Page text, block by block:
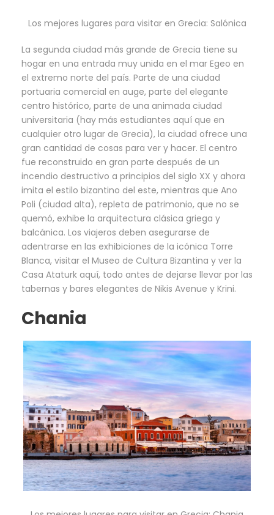
Los mejores lugares para visitar en Grecia: Salónica
La segunda ciudad más grande de Grecia tiene su
hogar en una entrada muy unida en el mar Egeo en
el extremo norte del país. Parte de una ciudad
portuaria comercial en auge, parte del elegante
centro histórico, parte de una animada ciudad
universitaria (hay más estudiantes aquí que en
cualquier otro lugar de Grecia), la ciudad ofrece una
gran cantidad de cosas para ver y hacer. El centro
fue reconstruido en gran parte después de un
incendio destructivo a principios del siglo XX y ahora
imita el estilo bizantino del este, mientras que Ano
Poli (ciudad alta), repleta de patrimonio, que no se
quemó, exhibe la arquitectura clásica griega y
balcánica. Los viajeros deben asegurarse de
adentrarse en las exhibiciones de la icónica Torre
Blanca, visitar el Museo de Cultura Bizantina y ver la
Casa Ataturk aquí, todo antes de dejarse llevar por las
tabernas y bares elegantes de Nikis Avenue y Krini.
Chania